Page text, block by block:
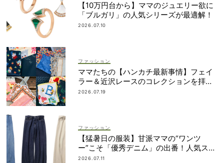
【10万円台から】ママのジュエリー欲に
「ブルガリ」の人気シリーズが最適解！
2026.07.10
ファッション
ママたちの【ハンカチ最新事情】フェイ
ラー＆近沢レースのコレクションを拝
見！
2026.07.19
ファッション
【猛暑日の服装】甘派ママの“ワンツ
ー”こそ「優秀デニム」の出番！人気スタ
イリストが厳選
2026.07.11